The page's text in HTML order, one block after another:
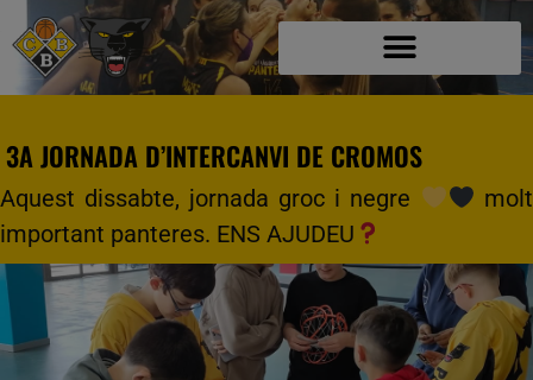
3A JORNADA D’INTERCANVI DE CROMOS
Aquest dissabte, jornada groc i negre
molt
important panteres. ENS AJUDEU